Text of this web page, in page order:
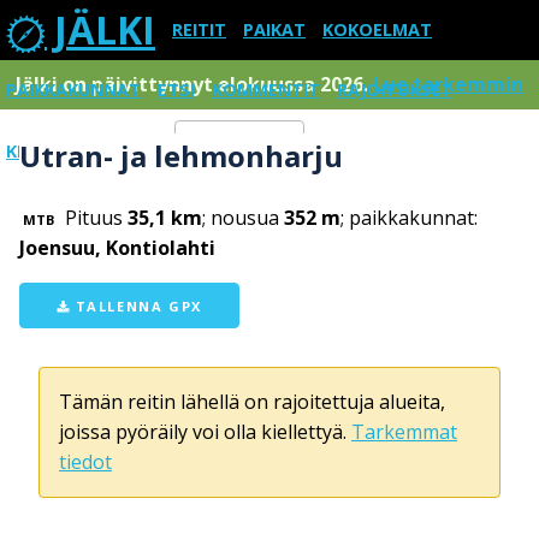
JÄLKI REITIT PAIKAT KOKOELMAT
PAIKKAKUNNAT ETSI KOMMENTIT RAJOITUKSET
KIRJAUDU SISÄÄN Menu
Jälki on päivittynnyt elokuussa 2026.Lue tarkemmin
Utran- ja lehmonharju
MTB Pituus 35,1 km; nousua 352 m; paikkakunnat:
Joensuu, Kontiolahti
TALLENNA GPX
Tämän reitin lähellä on rajoitettuja alueita,
joissa pyöräily voi olla kiellettyä. Tarkemmat
tiedot